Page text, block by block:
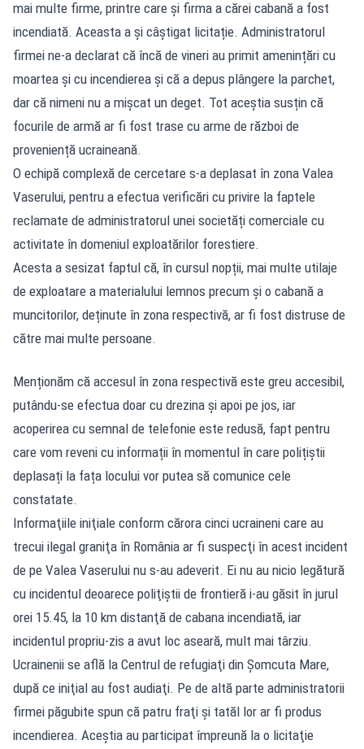
mai multe firme, printre care și firma a cărei cabană a fost
incendiată. Aceasta a și câștigat licitație. Administratorul
firmei ne-a declarat că încă de vineri au primit amenințări cu
moartea și cu incendierea și că a depus plângere la parchet,
dar că nimeni nu a mișcat un deget. Tot aceștia susțin că
focurile de armă ar fi fost trase cu arme de război de
proveniență ucraineană.
O echipă complexă de cercetare s-a deplasat în zona Valea
Vaserului, pentru a efectua verificări cu privire la faptele
reclamate de administratorul unei societăți comerciale cu
activitate în domeniul exploatărilor forestiere.
Acesta a sesizat faptul că, în cursul nopții, mai multe utilaje
de exploatare a materialului lemnos precum și o cabană a
muncitorilor, deținute în zona respectivă, ar fi fost distruse de
către mai multe persoane.
Menționăm că accesul în zona respectivă este greu accesibil,
putându-se efectua doar cu drezina și apoi pe jos, iar
acoperirea cu semnal de telefonie este redusă, fapt pentru
care vom reveni cu informații în momentul în care polițiștii
deplasați la fața locului vor putea să comunice cele
constatate.
Informaţiile iniţiale conform cărora cinci ucraineni care au
trecui ilegal graniţa în România ar fi suspecţi în acest incident
de pe Valea Vaserului nu s-au adeverit. Ei nu au nicio legătură
cu incidentul deoarece poliţiştii de frontieră i-au găsit în jurul
orei 15.45, la 10 km distanţă de cabana incendiată, iar
incidentul propriu-zis a avut loc aseară, mult mai târziu.
Ucrainenii se află la Centrul de refugiaţi din Şomcuta Mare,
după ce iniţial au fost audiaţi. Pe de altă parte administratorii
firmei păgubite spun că patru fraţi şi tatăl lor ar fi produs
incendierea. Aceştia au participat împreună la o licitaţie